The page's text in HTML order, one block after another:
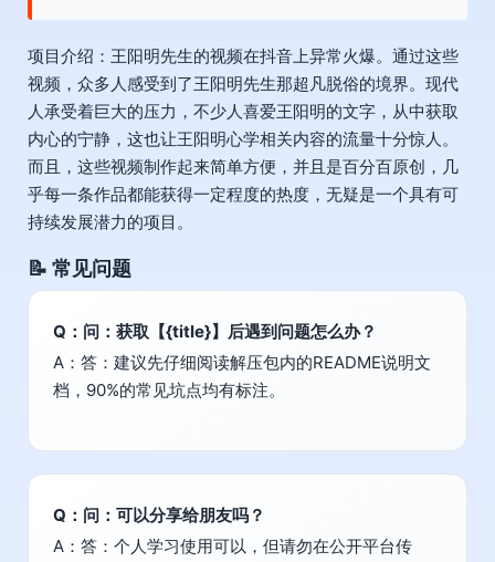
项目介绍：王阳明先生的视频在抖音上异常火爆。通过这些
视频，众多人感受到了王阳明先生那超凡脱俗的境界。现代
人承受着巨大的压力，不少人喜爱王阳明的文字，从中获取
内心的宁静，这也让王阳明心学相关内容的流量十分惊人。
而且，这些视频制作起来简单方便，并且是百分百原创，几
乎每一条作品都能获得一定程度的热度，无疑是一个具有可
持续发展潜力的项目。
📝 常见问题
Q：问：获取【{title}】后遇到问题怎么办？
A：答：建议先仔细阅读解压包内的README说明文
档，90%的常见坑点均有标注。
Q：问：可以分享给朋友吗？
A：答：个人学习使用可以，但请勿在公开平台传